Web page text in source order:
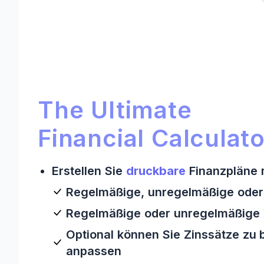
Ultimate Financial
The Ultimate
Financial
Erstellen Sie druckbare Finanzpläne
Regelmäßige, unregelmäßige
Regelmäßige oder
Optional können Sie Zinssätze zu
anpassen